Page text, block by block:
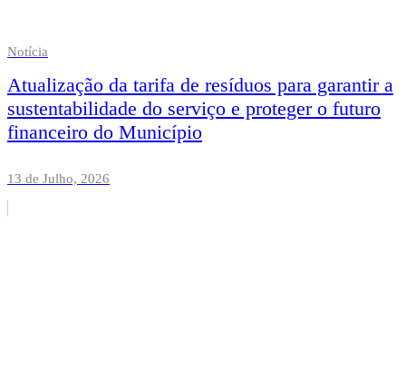
Notícia
Atualização da tarifa de resíduos para garantir a
sustentabilidade do serviço e proteger o futuro
financeiro do Município
13 de Julho, 2026